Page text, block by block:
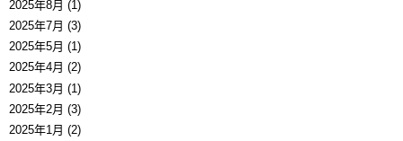
2025年8月 (1)
2025年7月 (3)
2025年5月 (1)
2025年4月 (2)
2025年3月 (1)
2025年2月 (3)
2025年1月 (2)